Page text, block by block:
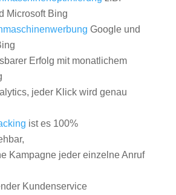
Microsoft Bing
Google und
Erfolg mit monatlichem
jeder Klick wird genau
ist es 100%
Kampagne jeder einzelne Anruf
Kundenservice